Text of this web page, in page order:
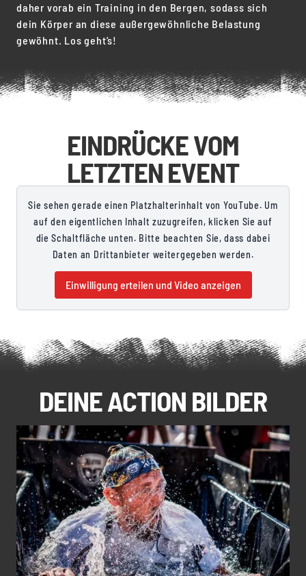
daher vorab ein Training in den Bergen, sodass sich
dein Körper an diese außergewöhnliche Belastung
gewöhnt. Los geht’s!
EINDRÜCKE VOM
LETZTEN EVENT
Sie sehen gerade einen Platzhalterinhalt von YouTube. Um
auf den eigentlichen Inhalt zuzugreifen, klicken Sie auf
die Schaltfläche unten. Bitte beachten Sie, dass dabei
Daten an Drittanbieter weitergegeben werden.
Einwilligung erteilen und Video anzeigen
DEINE ACTION BILDER